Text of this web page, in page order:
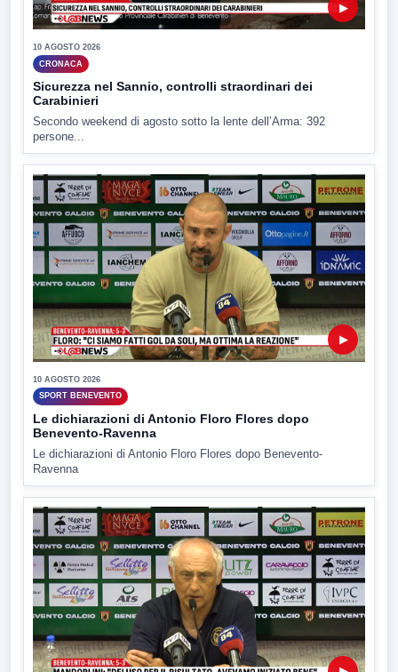
▶
10 AGOSTO 2026
CRONACA
Sicurezza nel Sannio, controlli straordinari dei
Carabinieri
Secondo weekend di agosto sotto la lente dell’Arma: 392
persone...
▶
10 AGOSTO 2026
SPORT BENEVENTO
Le dichiarazioni di Antonio Floro Flores dopo
Benevento-Ravenna
Le dichiarazioni di Antonio Floro Flores dopo Benevento-
Ravenna